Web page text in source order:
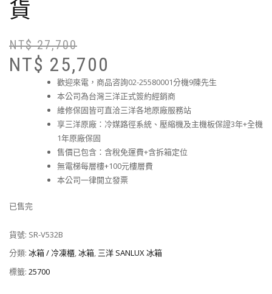
貨
NT$27,700
NT$ 25,700
歡迎來電，商品咨詢02-25580001分機9陳先生
本公司為台灣三洋正式簽約經銷商
維修保固皆可直洽三洋各地原廠服務站
享三洋原廠：冷媒路徑系統、壓縮機及主機板保證3年+全機
1年原廠保固
售價已包含：含稅免運費+含拆箱定位
無電梯每層樓+100元樓層費
本公司一律開立發票
已售完
貨號: SR-V532B
分類: 冰箱 / 冷凍櫃,冰箱, 三洋 SANLUX 冰箱
標籤: 25700